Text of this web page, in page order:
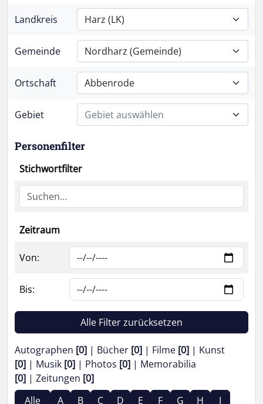
Landkreis Harz (LK)
Gemeinde Nordharz (Gemeinde)
Ortschaft Abbenrode
Gebiet Gebiet auswählen
Personenfilter
Stichwortfilter
Zeitraum
Von:
Bis:
Alle Filter zurücksetzen
Autographen [0] Bücher [0] Filme [0]
Kunst
[0]
Musik [0] Photos [0]
Memorabilia
[0]
Zeitungen [0]
Alle
A B C D E F G H
I